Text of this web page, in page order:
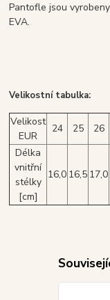
Pantofle jsou
EVA.
Velikostní tabulka:
Velikost
EUR
24 25 26
Délka
vnitřní
stélky
[cm]
16,0 16,5 17,0